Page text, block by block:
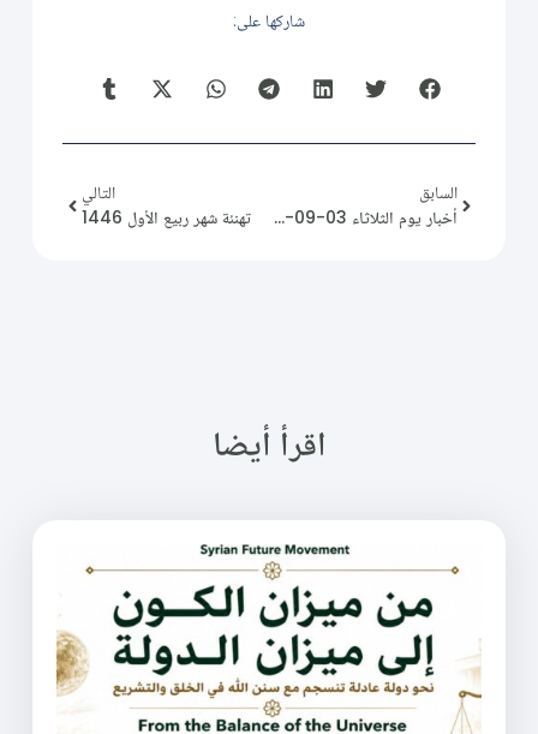
شاركها على:
السابق
أخبار يوم الثلاثاء 03-09-2024.
التالي
تهنئة شهر ربيع الأول 1446
اقرأ أيضا